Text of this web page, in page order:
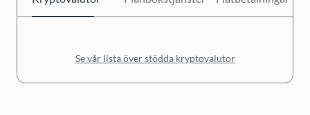
Se vår lista över stödda kryptovalutor